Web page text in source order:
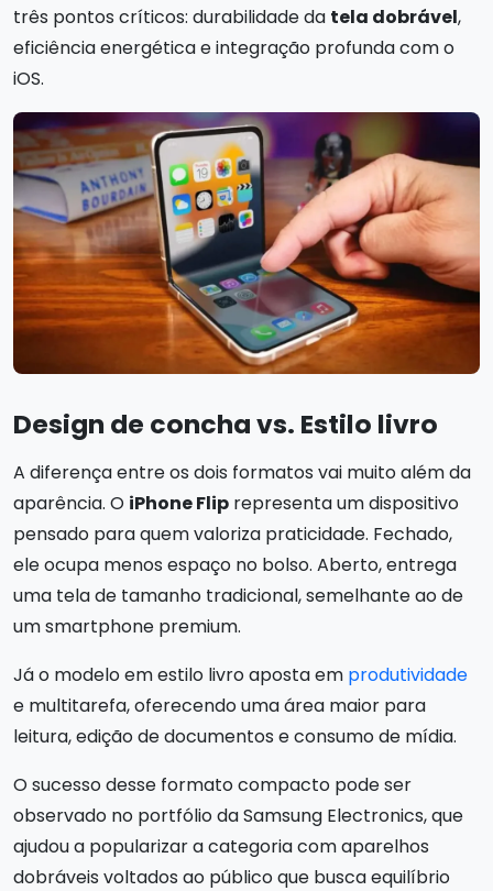
três pontos críticos: durabilidade da tela dobrável,
eficiência energética e integração profunda com o
iOS.
Design de concha vs. Estilo livro
A diferença entre os dois formatos vai muito além da
aparência. O iPhone Flip representa um dispositivo
pensado para quem valoriza praticidade. Fechado,
ele ocupa menos espaço no bolso. Aberto, entrega
uma tela de tamanho tradicional, semelhante ao de
um smartphone premium.
Já o modelo em estilo livro aposta em produtividade
e multitarefa, oferecendo uma área maior para
leitura, edição de documentos e consumo de mídia.
O sucesso desse formato compacto pode ser
observado no portfólio da Samsung Electronics, que
ajudou a popularizar a categoria com aparelhos
dobráveis voltados ao público que busca equilíbrio